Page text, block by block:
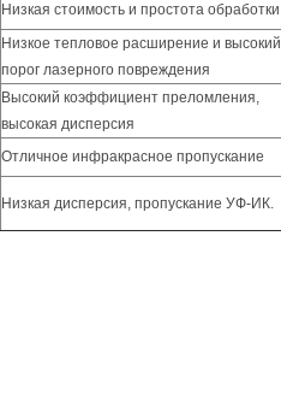
Низкая стоимость и простота обработки
Низкое тепловое расширение и высокий
порог лазерного повреждения
Высокий коэффициент преломления,
высокая дисперсия
Отличное инфракрасное пропускание
Низкая дисперсия, пропускание УФ-ИК.